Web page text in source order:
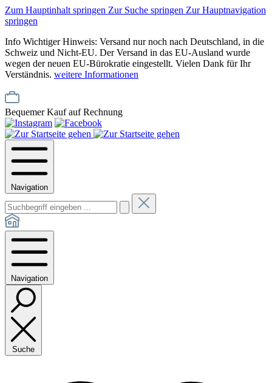
Zum Hauptinhalt springen Zur Suche springen Zur Hauptnavigation
springen
Info Wichtiger Hinweis: Versand nur noch nach Deutschland, in die
Schweiz und Nicht-EU. Der Versand in das EU-Ausland wurde
wegen der neuen EU-Bürokratie eingestellt. Vielen Dank für Ihr
Verständnis. weitere Informationen
Bequemer Kauf auf Rechnung
Navigation
Navigation
Suche